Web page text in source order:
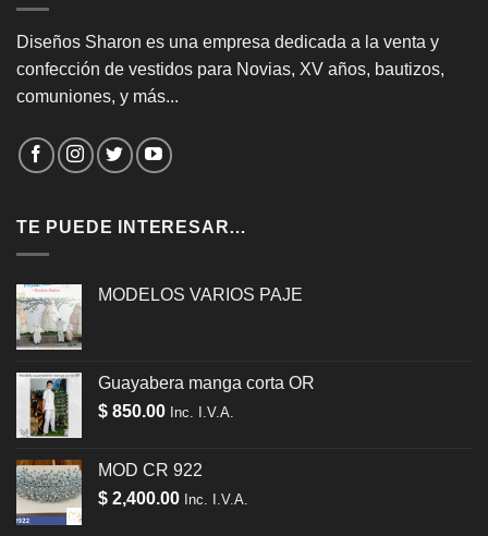
Diseños Sharon es una empresa dedicada a la venta y
confección de vestidos para Novias, XV años, bautizos,
comuniones, y más...
TE PUEDE INTERESAR…
MODELOS VARIOS PAJE
Guayabera manga corta OR
$ 850.00 Inc. I.V.A.
MOD CR 922
$ 2,400.00 Inc. I.V.A.